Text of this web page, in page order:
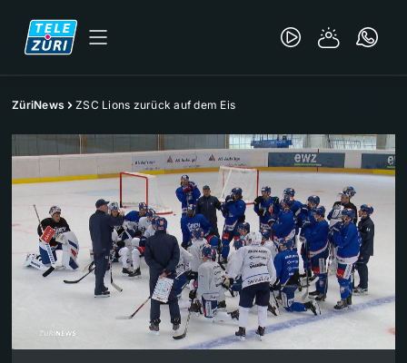
ZüriNews ZSC Lions zurück auf dem Eis